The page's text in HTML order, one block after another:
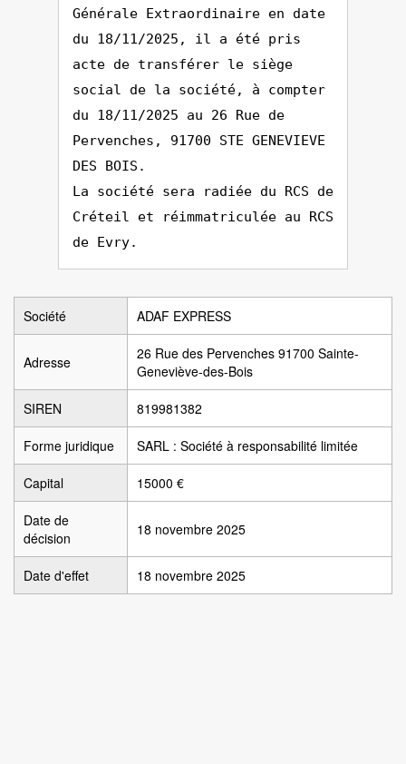
Générale Extraordinaire en date
du 18/11/2025, il a été pris
acte de transférer le siège
social de la société, à compter
du 18/11/2025 au 26 Rue de
Pervenches, 91700 STE GENEVIEVE
DES BOIS.
La société sera radiée du RCS de
Créteil et réimmatriculée au RCS
de Evry.
Société ADAF EXPRESS
Adresse
26 Rue des Pervenches 91700 Sainte-
Geneviève-des-Bois
SIREN 819981382
Forme juridique SARL : Société à responsabilité limitée
Capital 15000 €
Date de
décision
18 novembre 2025
Date d'effet 18 novembre 2025